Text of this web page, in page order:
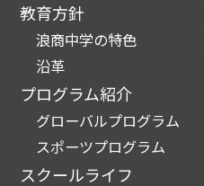
教育方針
浪商中学の特色
沿革
プログラム紹介
グローバルプログラム
スポーツプログラム
スクールライフ